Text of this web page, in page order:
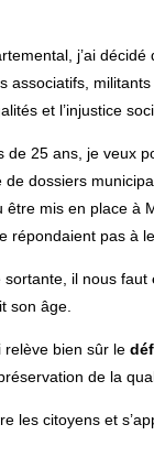
j’ai
associatifs,
et l’injustice
de 25 ans, je
dossiers
mis en place à
répondaient pas
sortante, il nous faut
son âge.
relève bien sûr le
de la
les citoyens et